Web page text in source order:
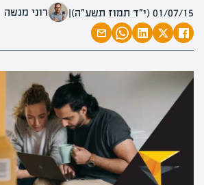
01/07/15 (י״ד תמוז תשע״ה) | רוני מנשה